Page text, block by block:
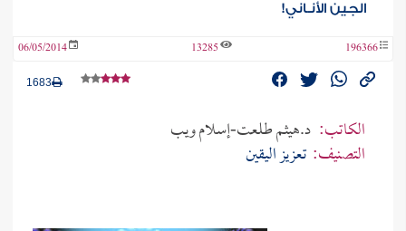
الجين الأنـاني!
196366
13285
06/05/2014
1683
الكاتب: د.هيثم طلعت-إسلام ويب
التصنيف: تعزيز اليقين